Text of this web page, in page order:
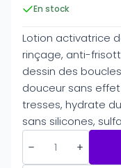
En stock
Lotion activatrice
rinçage, anti-
dessin des
douceur sans
tresses, hydrate
sans silicones,